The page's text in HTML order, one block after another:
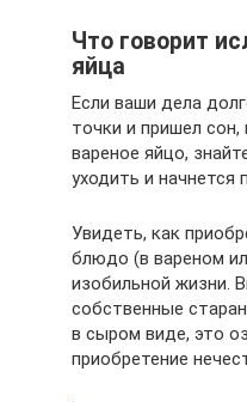
Что говорит
яйца
Если ваши дела
точки и пришел
вареное яйцо,
уходить и начнется
Увидеть, как
блюдо (в вареном
изобильной жизни.
собственные
в сыром виде, это
приобретение